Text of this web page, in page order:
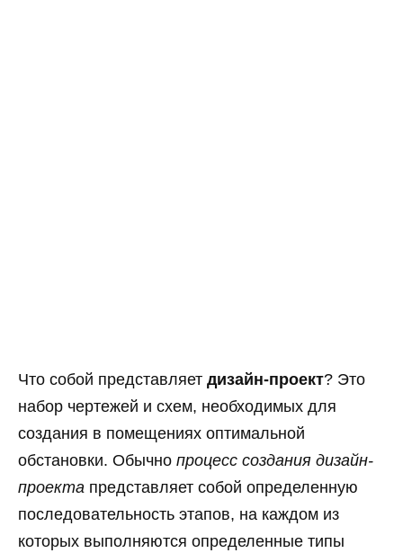
Что собой представляет дизайн-проект? Это
набор чертежей и схем, необходимых для
создания в помещениях оптимальной
обстановки. Обычно процесс создания дизайн-
проекта представляет собой определенную
последовательность этапов, на каждом из
которых выполняются определенные типы